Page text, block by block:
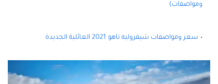
ومواصفات)
سعر ومواصفات شيفروليه تاهو 2021 العائلية الجديدة